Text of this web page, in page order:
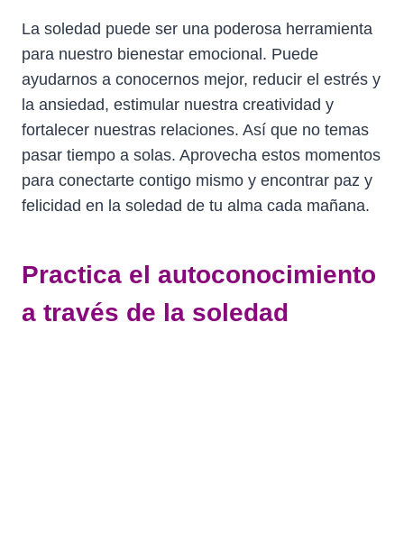
La soledad puede ser una poderosa herramienta
para nuestro bienestar emocional. Puede
ayudarnos a conocernos mejor, reducir el estrés y
la ansiedad, estimular nuestra creatividad y
fortalecer nuestras relaciones. Así que no temas
pasar tiempo a solas. Aprovecha estos momentos
para conectarte contigo mismo y encontrar paz y
felicidad en la soledad de tu alma cada mañana.
Practica el autoconocimiento
a través de la soledad